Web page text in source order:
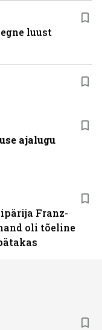
ajalugu
Franz-
oli tõeline
luust